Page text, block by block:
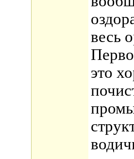
весь
это